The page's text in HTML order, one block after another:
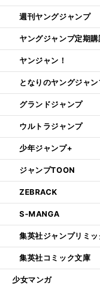
週刊ヤングジャンプ
ヤングジャンプ定期
ヤンジャン！
となりのヤングジャ
グランドジャンプ
ウルトラジャンプ
少年ジャンプ+
ジャンプTOON
ZEBRACK
S-MANGA
集英社ジャンプリミッ
集英社コミック文庫
少女マンガ